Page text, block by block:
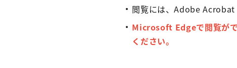
閲覧には、Adobe Acrobat
Microsoft Edgeで閲覧が
ください。